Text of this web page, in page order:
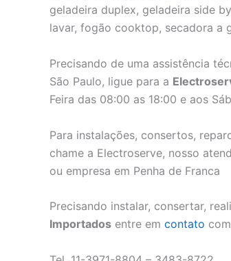
geladeira duplex, geladeira side
lavar, fogão cooktop, secadora a
Precisando de uma assistência
São Paulo, ligue para a
Feira das 08:00 as 18:00 e aos
Para instalações, consertos,
chame a Electroserve, nosso
ou empresa em Penha de Franca
Precisando instalar, consertar,
Importados entre em contato